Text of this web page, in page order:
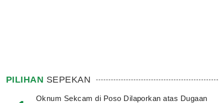
PILIHAN SEPEKAN
Oknum Sekcam di Poso Dilaporkan atas Dugaan